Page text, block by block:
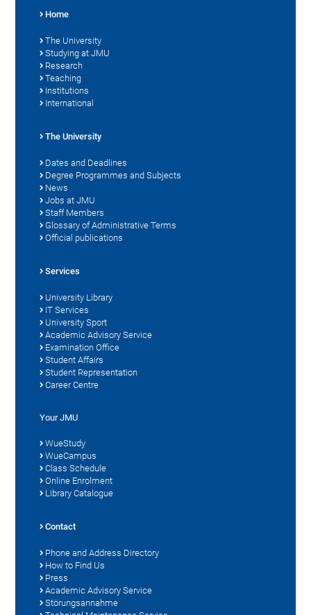
Home
The University
Studying at JMU
Research
Teaching
Institutions
International
The University
Dates and Deadlines
Degree Programmes and Subjects
News
Jobs at JMU
Staff Members
Glossary of Administrative Terms
Official publications
Services
University Library
IT Services
University Sport
Academic Advisory Service
Examination Office
Student Affairs
Student Representation
Career Centre
Your JMU
WueStudy
WueCampus
Class Schedule
Online Enrolment
Library Catalogue
Contact
Phone and Address Directory
How to Find Us
Press
Academic Advisory Service
Störungsannahme